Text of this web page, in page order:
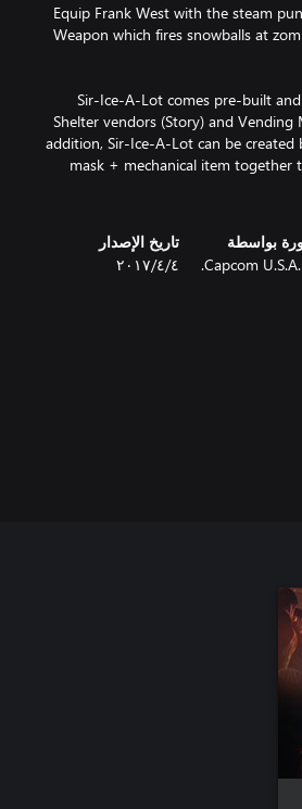
Equip Frank West with the steam
Weapon which fires snowballs at
Sir-Ice-A-Lot comes pre-built
Shelter vendors (Story) and Vending
addition, Sir-Ice-A-Lot can be created
mask + mechanical item together
بواسطة
Capcom
تاريخ الإصدار
٤‏/٤‏/٢٠١٧